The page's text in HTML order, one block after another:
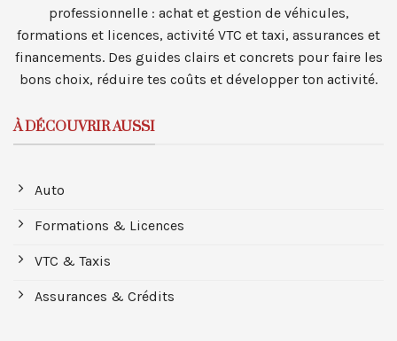
professionnelle : achat et gestion de véhicules,
formations et licences, activité VTC et taxi, assurances et
financements. Des guides clairs et concrets pour faire les
bons choix, réduire tes coûts et développer ton activité.
À DÉCOUVRIR AUSSI
Auto
Formations & Licences
VTC & Taxis
Assurances & Crédits